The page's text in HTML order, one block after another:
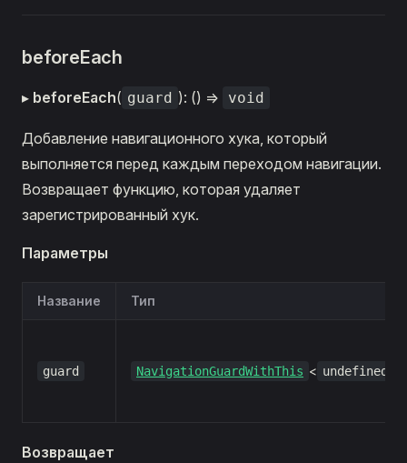
beforeEach
▸ beforeEach( guard ): () => void
Добавление навигационного хука, который
выполняется перед каждым переходом навигации.
Возвращает функцию, которая удаляет
зарегистрированный хук.
Параметры
Название Тип
guard NavigationGuardWithThis < undefined
Возвращает